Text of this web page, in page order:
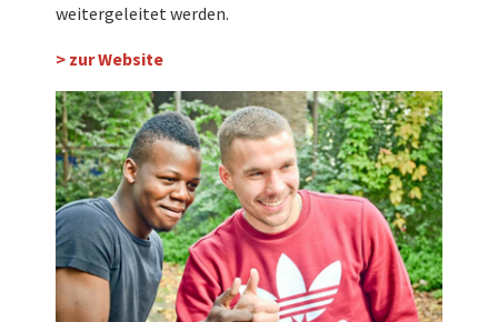
weitergeleitet werden.
> zur Website